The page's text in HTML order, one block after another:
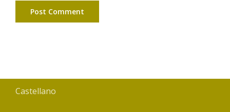
Castellano